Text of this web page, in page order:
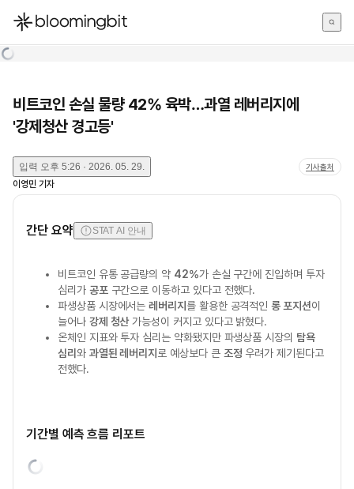
한국어
비트코인 손실 물량 42% 육박…과열 레버리지에
'강제청산 경고등'
입력 오후 5:26 · 2026. 05. 29. 기사출처
이영민 기자
간단 요약 STAT AI 안내
비트코인 유통 공급량의 약 42%가 손실 구간에 진입하며 투자
심리가 공포구간으로 이동하고 있다고 전했다.
파생상품 시장에서는레버리지 를 활용한 공격적인롱 포지션이
늘어나 강제 청산가능성이 커지고 있다고 밝혔다.
온체인 지표와 투자 심리는 약화됐지만 파생상품 시장의 탐욕
심리와 과열된 레버리지 로 예상보다 큰 조정 우려가 제기된다고
전했다.
기간별 예측 흐름 리포트